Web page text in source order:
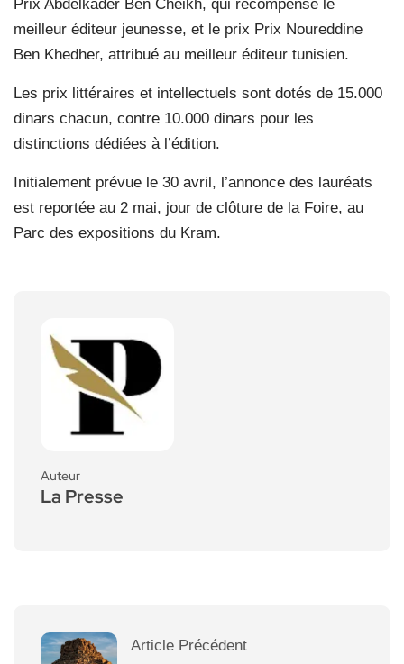
Prix Abdelkader Ben Cheikh, qui récompense le
meilleur éditeur jeunesse, et le prix Prix Noureddine
Ben Khedher, attribué au meilleur éditeur tunisien.
Les prix littéraires et intellectuels sont dotés de 15.000
dinars chacun, contre 10.000 dinars pour les
distinctions dédiées à l’édition.
Initialement prévue le 30 avril, l’annonce des lauréats
est reportée au 2 mai, jour de clôture de la Foire, au
Parc des expositions du Kram.
Auteur
La Presse
Article Précédent